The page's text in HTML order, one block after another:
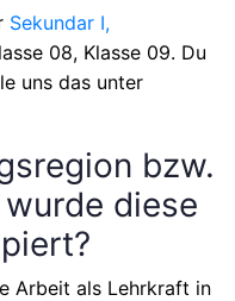
Sekundar I,
08, Klasse 09. Du
uns das unter
bzw.
diese
Arbeit als Lehrkraft in